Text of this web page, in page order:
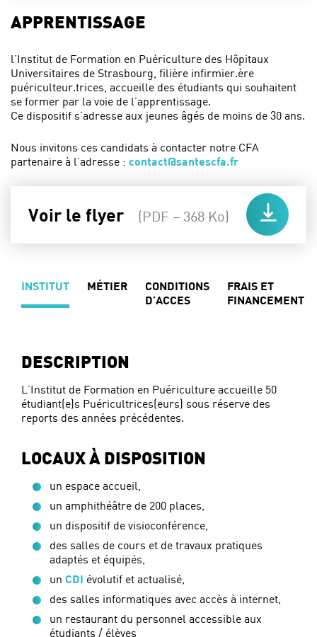
APPRENTISSAGE
l’Institut de Formation en Puériculture des Hôpitaux
Universitaires de Strasbourg, filière infirmier.ère
puériculteur.trices, accueille des étudiants qui souhaitent
se former par la voie de l’apprentissage.
Ce dispositif s’adresse aux jeunes âgés de moins de 30 ans.
Nous invitons ces candidats à contacter notre CFA
partenaire à l’adresse : contact@santescfa.fr
Voir le flyer (PDF – 368 Ko)
INSTITUT MÉTIER
CONDITIONS
D’ACCES
FRAIS ET
FINANCEMENT
DESCRIPTION
L’Institut de Formation en Puériculture accueille 50
étudiant(e)s Puéricultrices(eurs) sous réserve des
reports des années précédentes.
LOCAUX À DISPOSITION
un espace accueil,
un amphithéâtre de 200 places,
un dispositif de visioconférence,
des salles de cours et de travaux pratiques
adaptés et équipés,
un CDI évolutif et actualisé,
des salles informatiques avec accès à internet,
un restaurant du personnel accessible aux
étudiants / élèves